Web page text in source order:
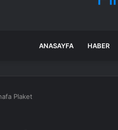
ANASAYFA HABER
Plaket